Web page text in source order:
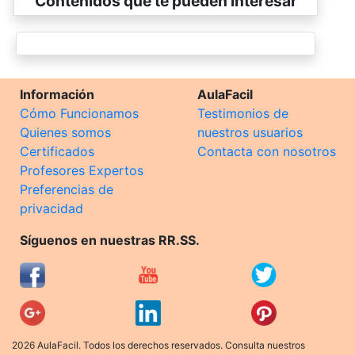
Información
Cómo Funcionamos
Quienes somos
Certificados
Profesores Expertos
Preferencias de
privacidad
AulaFacil
Testimonios de
nuestros usuarios
Contacta con nosotros
Síguenos en nuestras RR.SS.
2026 AulaFacil. Todos los derechos reservados. Consulta nuestros